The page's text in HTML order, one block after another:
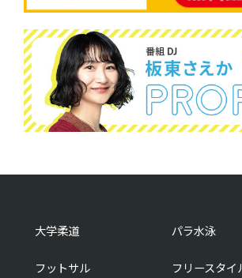
大学柔道 パラ水泳
フットサル フリースタイ